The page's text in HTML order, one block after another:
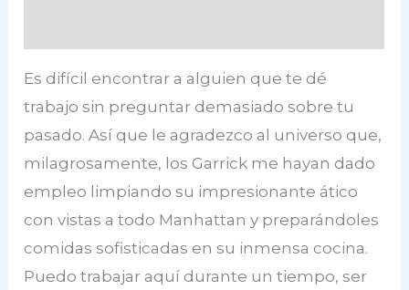
Es difícil encontrar a alguien que te dé
trabajo sin preguntar demasiado sobre tu
pasado. Así que le agradezco al universo que,
milagrosamente, los Garrick me hayan dado
empleo limpiando su impresionante ático
con vistas a todo Manhattan y preparándoles
comidas sofisticadas en su inmensa cocina.
Puedo trabajar aquí durante un tiempo, ser